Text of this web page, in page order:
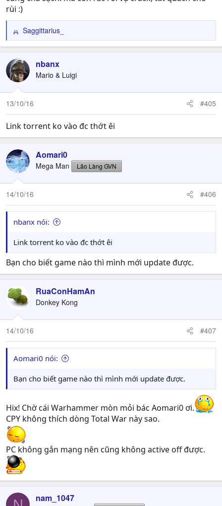
rùi :)
R
e
c
t
i
o
n
Saggittarius_
nbanx
Mario & Luigi
13/10/16 #405
Link torrent ko vào đc thớt êi
Aomari0
Mega Man Lão Làng GVN
14/10/16 #406
nbanx nói:
Link torrent ko vào đc thớt êi
Bạn cho biết game nào thì mình mới update được.
RuaConHamAn
Donkey Kong
14/10/16 #407
Aomari0 nói:
Bạn cho biết game nào thì mình mới update được.
Hix! Chờ cái Warhammer mòn mỏi bác Aomari0 ơi.
CPY không thích dòng Total War này sao.
PC không gắn mạng nên cũng không active off được.
nam_1047